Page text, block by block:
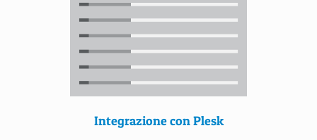
Integrazione con Plesk